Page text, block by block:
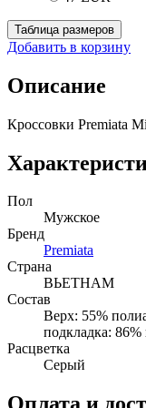
Таблица размеров
Добавить в корзину
Описание
Кроссовки Premiata
Пол
Мужское
Бренд
Premiata
Страна
ВЬЕТНАМ
Состав
Верх: 55%
подкладка:
Расцветка
Серый